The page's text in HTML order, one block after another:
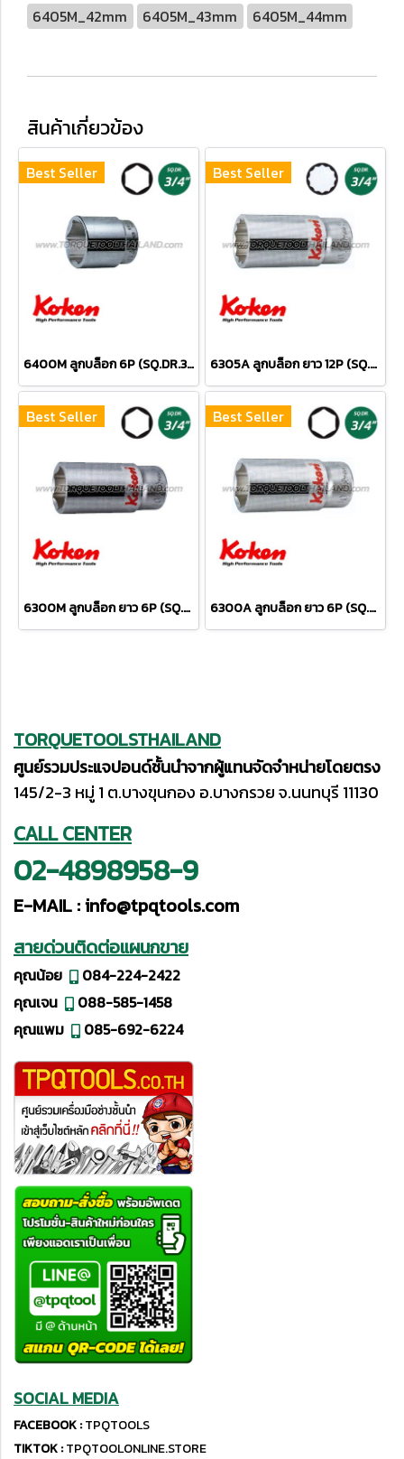
6405M_42mm 6405M_43mm 6405M_44mm
สินค้าเกี่ยวข้อง
Best Seller
6400M ลูกบล็อก 6P (SQ.DR.3/4") Hand Sockets
Best Seller
6305A ลูกบล็อก ยาว 12P (SQ.DR.3/4") Hand Sockets
Best Seller
6300M ลูกบล็อก ยาว 6P (SQ.DR.3/4") Hand deep Sockets
Best Seller
6300A ลูกบล็อก ยาว 6P (SQ.DR.3/4") Hand Sockets
TORQUETOOLSTHAILAND
ศูนย์รวมประแจปอนด์ชั้นนำจากผู้แทนจัดจำหน่ายโดยตรง
145/2-3 หมู่ 1 ต.บางขุนกอง อ.บางกรวย จ.นนทบุรี 11130
CALL CENTER
02-4898958-9
E-MAIL :info@tpqtools.com
สายด่วนติดต่อแผนกขาย
คุณน้อย
084-224-2422
คุณเจน
088-585-1458
คุณแพม
085-692-6224
SOCIAL MEDIA
FACEBOOK :TPQTOOLS
TIKTOK :TPQTOOLONLINE.STORE